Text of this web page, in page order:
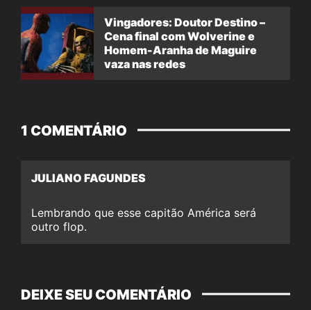
Vingadores: Doutor Destino –
Cena final com Wolverine e
Homem-Aranha de Maguire
vaza nas redes
1 COMENTÁRIO
JULIANO FAGUNDES
Lembrando que esse capitão América será
outro flop.
DEIXE SEU COMENTÁRIO